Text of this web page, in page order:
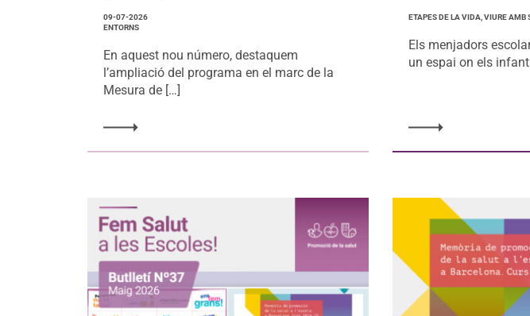
09-07-2026
ENTORNS
En aquest nou número, destaquem
l’ampliació del programa en el marc de la
Mesura de […]
ETAPES DE LA VIDA, VIURE AMB
Els menjadors
un espai on els